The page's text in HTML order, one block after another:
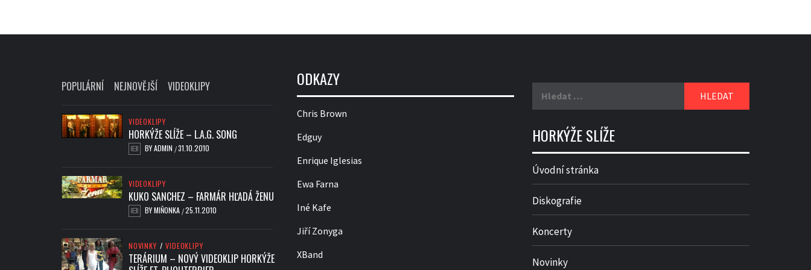
POPULÁRNÍ NEJNOVĚJŠÍ VIDEOKLIPY
VIDEOKLIPY
HORKÝŽE SLÍŽE – L.A.G. SONG
BYADMIN /31.10.2010
VIDEOKLIPY
KUKO SANCHEZ – FARMÁR HĽADÁ ŽENU
BYMIŇONKA /25.11.2010
NOVINKY / VIDEOKLIPY
TERÁRIUM – NOVÝ VIDEOKLIP HORKÝŽE
ODKAZY
Chris Brown
Edguy
Enrique Iglesias
Ewa Farna
Iné Kafe
Jiří Zonyga
XBand
HORKÝŽE SLÍŽE
Úvodní stránka
Diskografie
Koncerty
Novinky